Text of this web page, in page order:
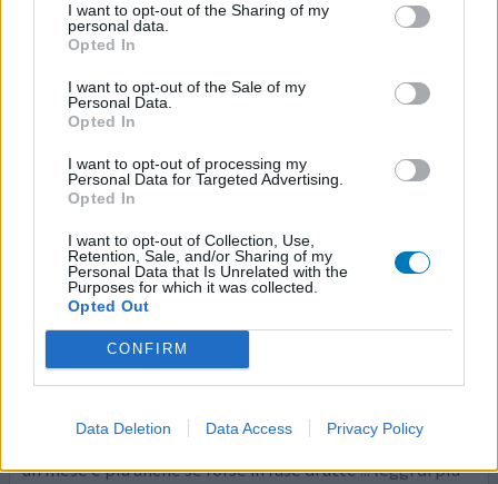
I want to opt-out of the Sharing of my
personal data.
Opted In
I want to opt-out of the Sale of my
Personal Data.
Opted In
I want to opt-out of processing my
Personal Data for Targeted Advertising.
Opted In
I want to opt-out of Collection, Use,
Retention, Sale, and/or Sharing of my
Personal Data that Is Unrelated with the
Purposes for which it was collected.
Opted Out
CONFIRM
Data Deletion Data Access Privacy Policy
dai opinione
Cymbalta
21/09/2019 | Uomo | 52
duloxetina (60mg)
Efficacia
Quantità effetti collaterali
Prendevo cymbalta perché ero un po giù di morale.Lo ho
preso per circa due mesi associato a lyrica per dolori ai
piedi da neuropatia da compressione.Ho iniziato dopo un
contatto con i tessuti avevo gia dismesso Lyrica.Ho
sospeso anche Cymbalta in seguito ma a distanza di circa
un mese e piu anche se forse in fase di atte... leggi di più